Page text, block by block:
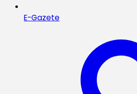
E-Gazete